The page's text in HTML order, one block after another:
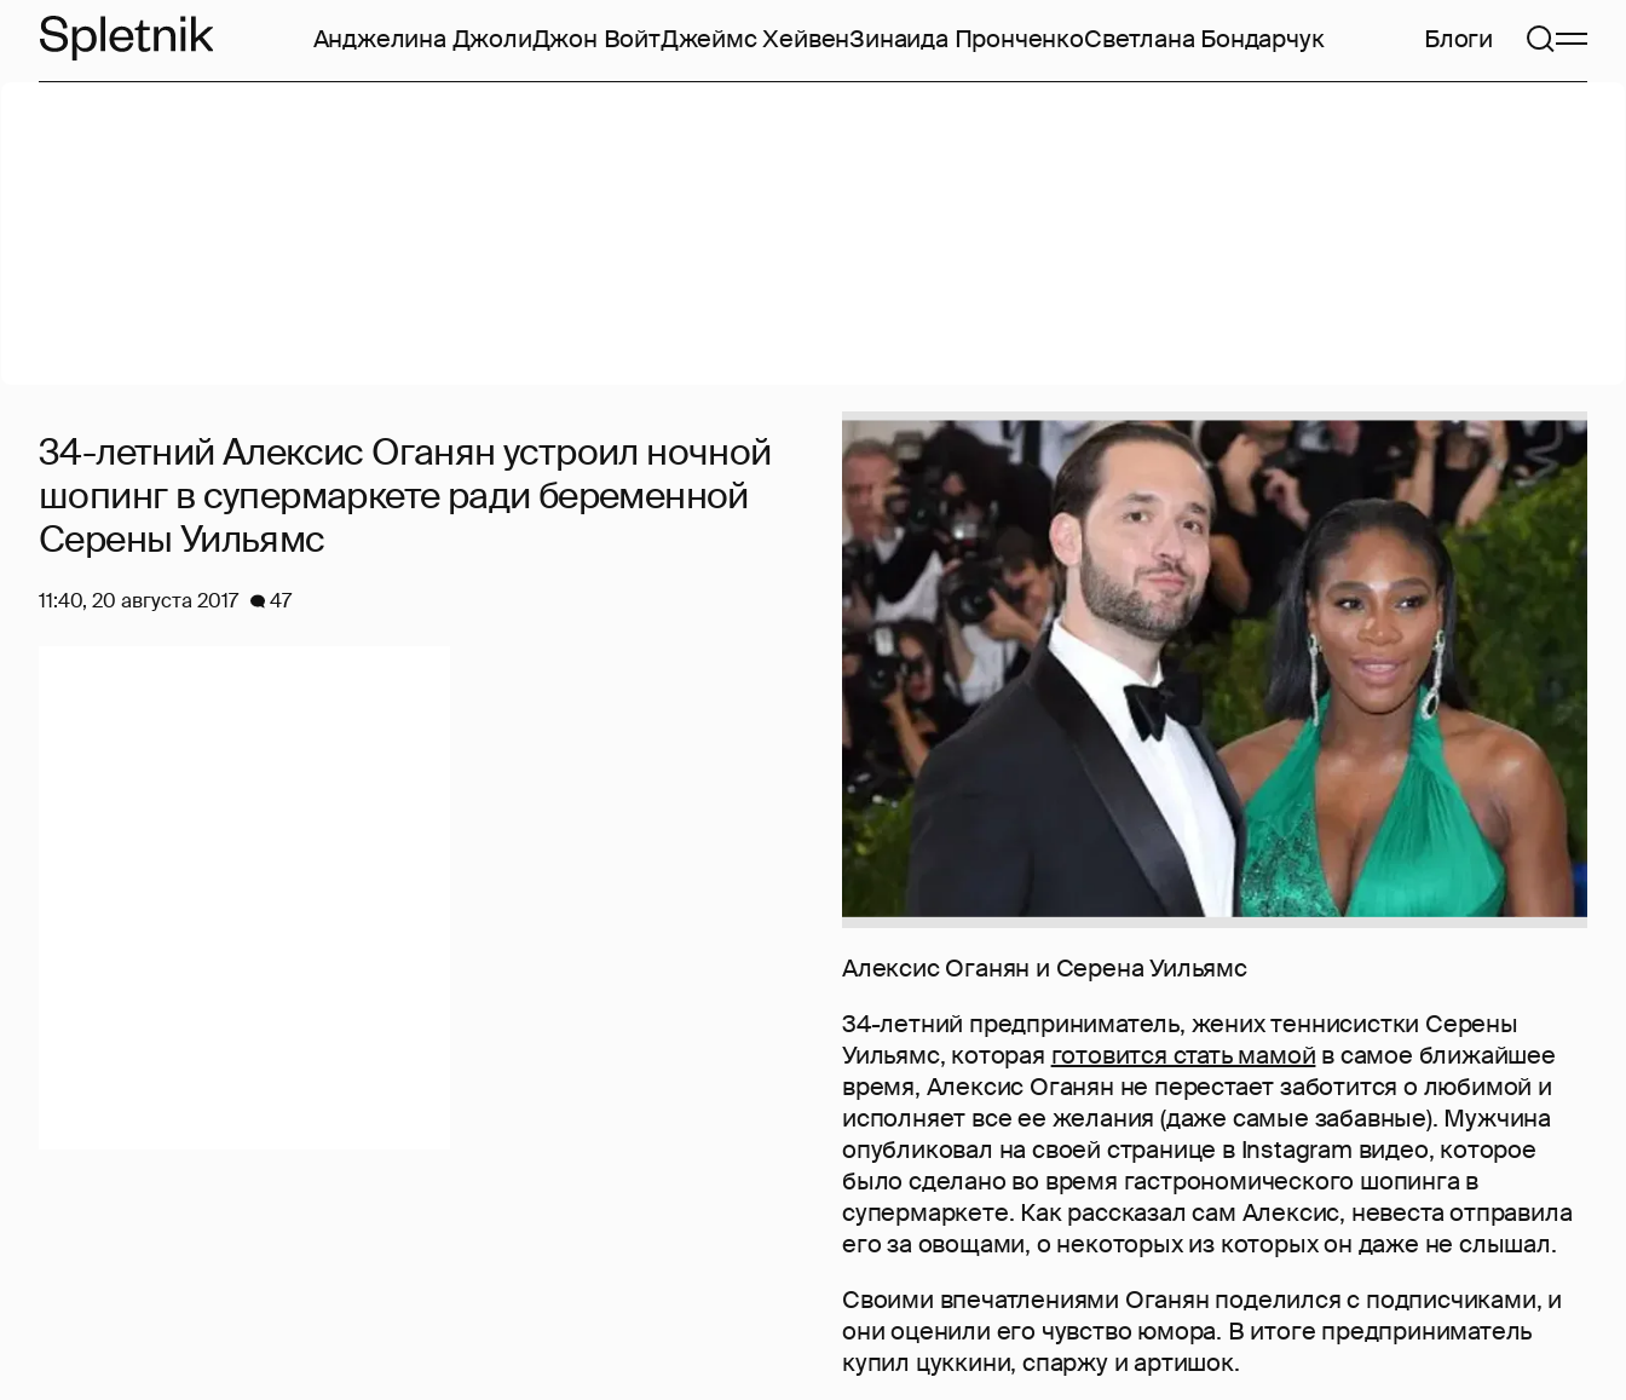
Анджелина ДжолиДжон ВойтДжеймс ХейвенЗинаида ПронченкоСветлана Бондарчук Блоги
Алексис Оганян и Серена Уильямс
34-летний предприниматель, жених теннисистки Серены
Уильямс, которая готовится стать мамой в самое ближайшее
время, Алексис Оганян не перестает заботится о любимой и
исполняет все ее желания (даже самые забавные). Мужчина
опубликовал на своей странице в Instagram видео, которое
было сделано во время гастрономического шопинга в
супермаркете. Как рассказал сам Алексис, невеста отправила
его за овощами, о некоторых из которых он даже не слышал.
Своими впечатлениями Оганян поделился с подписчиками, и
они оценили его чувство юмора. В итоге предприниматель
купил цуккини, спаржу и артишок.
34-летний Алексис Оганян устроил ночной
шопинг в супермаркете ради беременной
Серены Уильямс
11:40, 20 августа 2017 47